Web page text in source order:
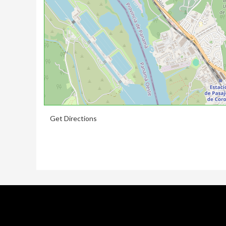
Get Directions